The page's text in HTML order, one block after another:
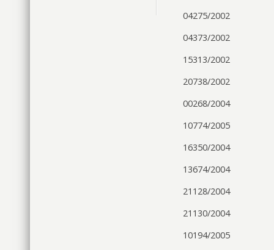
04275/2002
04373/2002
15313/2002
20738/2002
00268/2004
10774/2005
16350/2004
13674/2004
21128/2004
21130/2004
10194/2005